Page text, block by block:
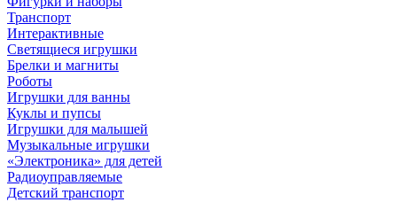
Транспорт
Интерактивные
Светящиеся игрушки
Брелки и магниты
Роботы
Игрушки для ванны
Куклы и пупсы
Игрушки для малышей
Музыкальные игрушки
«Электроника» для детей
Радиоуправляемые
Детский транспорт